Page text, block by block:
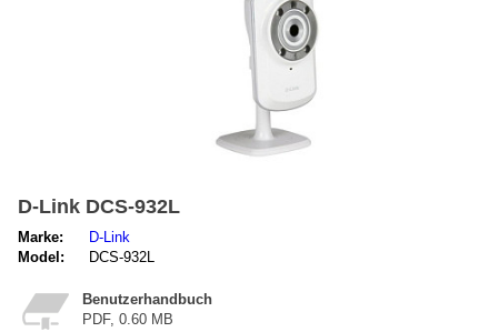
D-Link DCS-932L
Marke:
D-Link
Model:
DCS-932L
Benutzerhandbuch
PDF, 0.60 MB